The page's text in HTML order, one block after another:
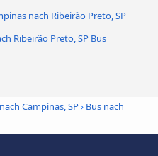
nach Ribeirão Preto, SP
Ribeirão Preto, SP Bus
Campinas, SP› Bus nach